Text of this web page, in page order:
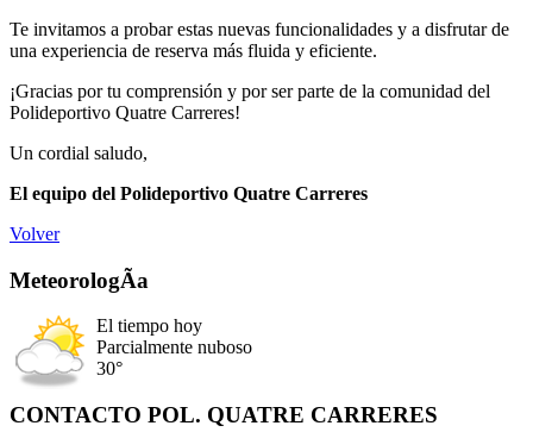
Te invitamos a probar estas nuevas funcionalidades y a disfrutar de
una experiencia de reserva más fluida y eficiente.
¡Gracias por tu comprensión y por ser parte de la comunidad del
Polideportivo Quatre Carreres!
Un cordial saludo,
El equipo del Polideportivo Quatre Carreres
Volver
MeteorologÃ­a
El tiempo hoy
Parcialmente nuboso
30°
CONTACTO POL. QUATRE CARRERES